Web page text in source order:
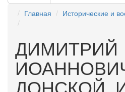
Главная Исторические и
ДИМИТРИЙ
ДОНСКОЙ,